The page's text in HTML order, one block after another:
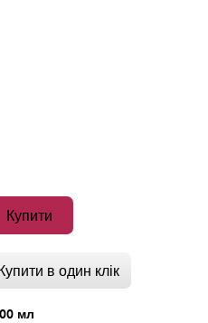
Купити
в один клік
мл